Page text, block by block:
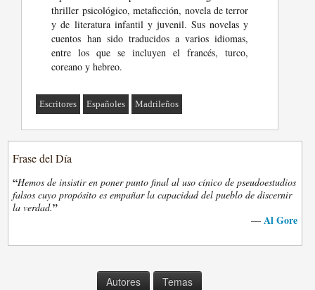
thriller psicológico, metaficción, novela de terror
y de literatura infantil y juvenil. Sus novelas y
cuentos han sido traducidos a varios idiomas,
entre los que se incluyen el francés, turco,
coreano y hebreo.
Escritores Españoles Madrileños
Frase del Día
“Hemos de insistir en poner punto final al uso cínico de pseudoestudios
falsos cuyo propósito es empañar la capacidad del pueblo de discernir
la verdad.”
— Al Gore
Autores Temas